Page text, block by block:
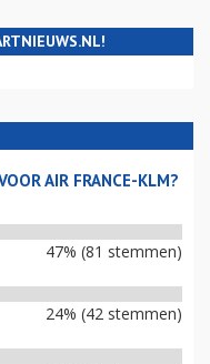
AIR FRANCE-KLM?
47% (81 stemmen)
24% (42 stemmen)